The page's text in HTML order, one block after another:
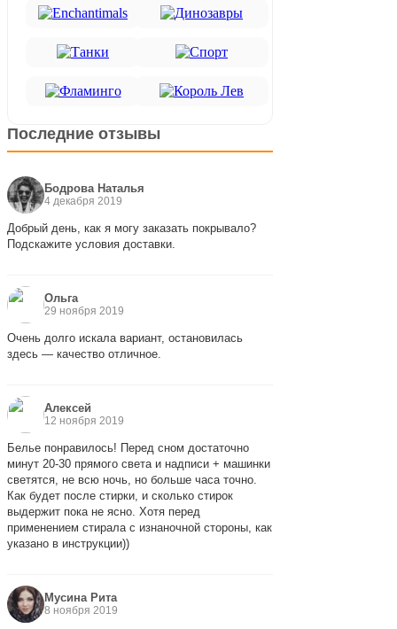
Последние отзывы
Бодрова Наталья
4 декабря 2019
Добрый день, как я могу заказать покрывало?
Подскажите условия доставки.
Ольга
29 ноября 2019
Очень долго искала вариант, остановилась
здесь — качество отличное.
Алексей
12 ноября 2019
Белье понравилось! Перед сном достаточно
минут 20-30 прямого света и надписи + машинки
светятся, не всю ночь, но больше часа точно.
Как будет после стирки, и сколько стирок
выдержит пока не ясно. Хотя перед
применением стирала с изнаночной стороны, как
указано в инструкции))
Мусина Рита
8 ноября 2019